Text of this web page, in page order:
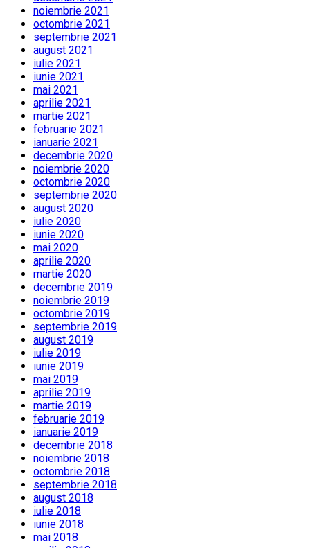
noiembrie 2021
octombrie 2021
septembrie 2021
august 2021
iulie 2021
iunie 2021
mai 2021
aprilie 2021
martie 2021
februarie 2021
ianuarie 2021
decembrie 2020
noiembrie 2020
octombrie 2020
septembrie 2020
august 2020
iulie 2020
iunie 2020
mai 2020
aprilie 2020
martie 2020
decembrie 2019
noiembrie 2019
octombrie 2019
septembrie 2019
august 2019
iulie 2019
iunie 2019
mai 2019
aprilie 2019
martie 2019
februarie 2019
ianuarie 2019
decembrie 2018
noiembrie 2018
octombrie 2018
septembrie 2018
august 2018
iulie 2018
iunie 2018
mai 2018